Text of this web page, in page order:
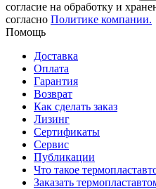
согласие на обработку и
согласно Политике компании.
Помощь
Доставка
Оплата
Гарантия
Возврат
Как сделать заказ
Лизинг
Сертификаты
Сервис
Публикации
Что такое
Заказать